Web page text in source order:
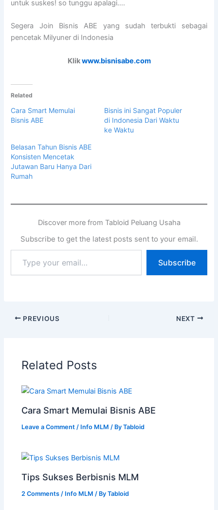
untuk suskes! so tunggu apalagi….
Segera Join Bisnis ABE yang sudah terbukti sebagai
pencetak Milyuner di Indonesia
Klikwww.bisnisabe.com
Related
Cara Smart Memulai
Bisnis ABE
Bisnis ini Sangat Populer
di Indonesia Dari Waktu
ke Waktu
Belasan Tahun Bisnis ABE
Konsisten Mencetak
Jutawan Baru Hanya Dari
Rumah
Discover more from Tabloid Peluang Usaha
Subscribe to get the latest posts sent to your email.
Subscribe
PREVIOUS NEXT
Related Posts
Cara Smart Memulai Bisnis ABE
Leave a Comment / Info MLM / ByTabloid
Tips Sukses Berbisnis MLM
2 Comments / Info MLM / ByTabloid